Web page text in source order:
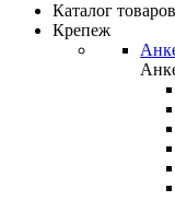
Каталог товаров
Крепеж